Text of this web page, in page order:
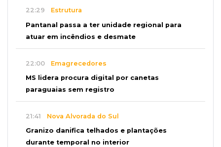
22:29 Estrutura
Pantanal passa a ter unidade regional para
atuar em incêndios e desmate
22:00 Emagrecedores
MS lidera procura digital por canetas
paraguaias sem registro
21:41 Nova Alvorada do Sul
Granizo danifica telhados e plantações
durante temporal no interior